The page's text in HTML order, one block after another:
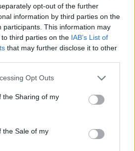
opt-out of the further
information by third parties on the
participants. This information may
third parties on the IAB’s List of
that may further disclose it to other
app uses one or more Google
usage behaviour. You may click to
Google and its third-party tags to
specified purposes in below Google
Opt Outs
the Sharing of my
the Sale of my
καλπάζει στο Κονγκό – 796
μήνες